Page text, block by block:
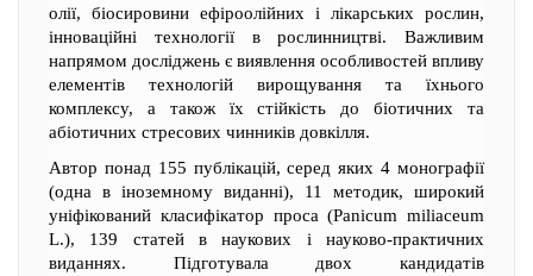
олії, біосировини ефіроолійних і лікарських рослин,
інноваційні технології в рослинництві. Важливим
напрямом досліджень є виявлення особливостей впливу
елементів технологій вирощування та їхнього
комплексу, а також їх стійкість до біотичних та
абіотичних стресових чинників довкілля.
Автор понад 155 публікацій, серед яких 4 монографії
(одна в іноземному виданні), 11 методик, широкий
уніфікований класифікатор проса (Panicum miliaceum
L.), 139 статей в наукових і науково-практичних
виданнях. Підготувала двох кандидатів